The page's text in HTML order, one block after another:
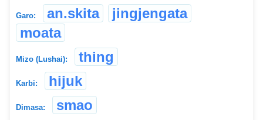
Garo: an.skita
jingjengata
moata
Mizo (Lushai): thing
Karbi: hijuk
Dimasa: smao